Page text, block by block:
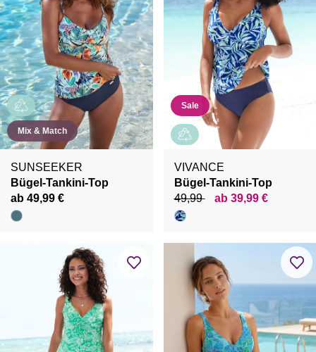
Mix & Match
SUNSEEKER
Bügel-Tankini-Top
ab 49,99 €
Sale
VIVANCE
Bügel-Tankini-Top
49,99
ab 39,99 €